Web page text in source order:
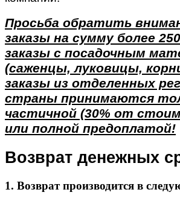
Просьба обратить
заказы на сумму более
заказы с посадочным
(саженцы, луковицы,
заказы из отделенных
страны принимаются
частичной (30% от
или полной предоплатой!
Возврат денежных
1. Возврат производится в